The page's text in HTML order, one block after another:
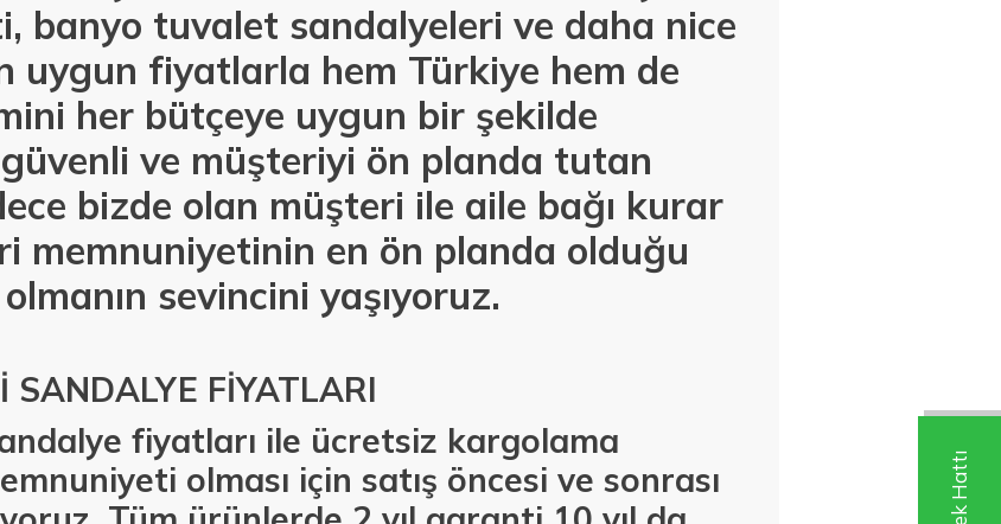
banyo tuvalet sandalyeleri ve daha nice
uygun fiyatlarla hem Türkiye hem de
her bütçeye uygun bir şekilde
güvenli ve müşteriyi ön planda tutan
bizde olan müşteri ile aile bağı kurar
memnuniyetinin en ön planda olduğu
sevincini yaşıyoruz.
SANDALYE FİYATLARI
fiyatları ile ücretsiz kargolama
olması için satış öncesi ve sonrası